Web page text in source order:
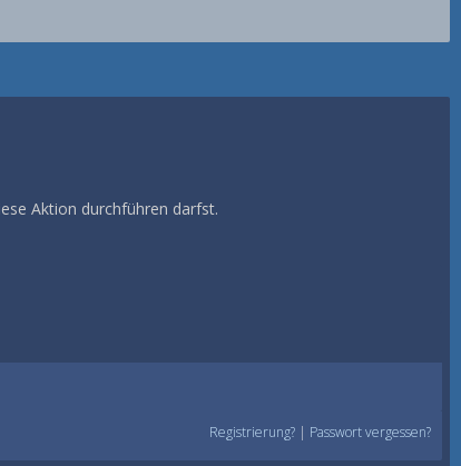
Aktion durchführen darfst.
Registrierung? | Passwort vergessen?